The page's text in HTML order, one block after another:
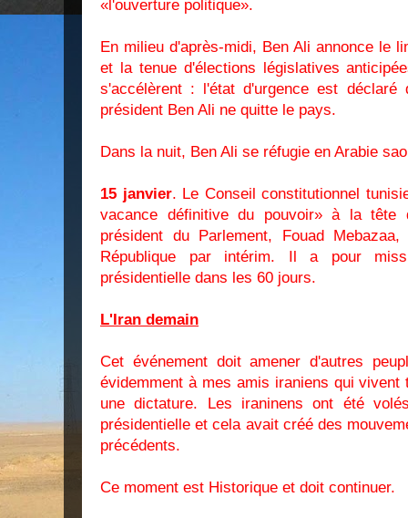
«l'ouverture politique».
En milieu d'après-midi, Ben Ali annonce le
et la tenue d'élections législatives
s'accélèrent : l'état d'urgence est déclaré
président Ben Ali ne quitte le pays.
Dans la nuit, Ben Ali se réfugie en Arabie
15 janvier. Le Conseil constitutionnel
vacance définitive du pouvoir» à la
président du Parlement, Fouad
République par intérim. Il a pour
présidentielle dans les 60 jours.
L'Iran demain
Cet événement doit amener d'autres
évidemment à mes amis iraniens qui vivent
une dictature. Les iraninens ont été
présidentielle et cela avait créé des
précédents.
Ce moment est Historique et doit continuer.